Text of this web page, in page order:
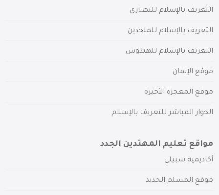
التعريف بالإسلام للنصارى
التعريف بالإسلام للملحدين
التعريف بالإسلام للهندوس
موقع الإيمان
موقع المعجزة الأخيرة
الحوار المباشر للتعريف بالإسلام
مواقع تعليم المهتدين الجدد
أكاديمية سبيلي
موقع المسلم الجديد